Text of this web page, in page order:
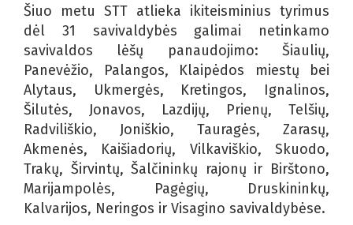
Šiuo metu STT atlieka ikiteisminius tyrimus
dėl 31 savivaldybės galimai netinkamo
savivaldos lėšų panaudojimo: Šiaulių,
Panevėžio, Palangos, Klaipėdos miestų bei
Alytaus, Ukmergės, Kretingos, Ignalinos,
Šilutės, Jonavos, Lazdijų, Prienų, Telšių,
Radviliškio, Joniškio, Tauragės, Zarasų,
Akmenės, Kaišiadorių, Vilkaviškio, Skuodo,
Trakų, Širvintų, Šalčininkų rajonų ir Birštono,
Marijampolės, Pagėgių, Druskininkų,
Kalvarijos, Neringos ir Visagino savivaldybėse.